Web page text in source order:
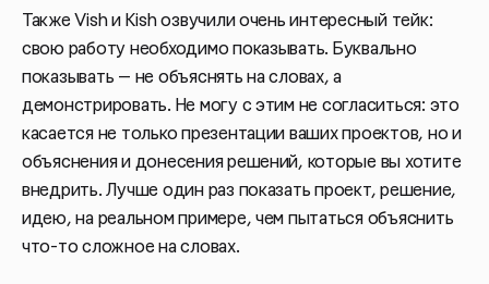
Также Vish и Kish озвучили очень интересный тейк:
свою работу необходимо показывать. Буквально
показывать — не объяснять на словах, а
демонстрировать. Не могу с этим не согласиться: это
касается не только презентации ваших проектов, но и
объяснения и донесения решений, которые вы хотите
внедрить. Лучше один раз показать проект, решение,
идею, на реальном примере, чем пытаться объяснить
что-то сложное на словах.